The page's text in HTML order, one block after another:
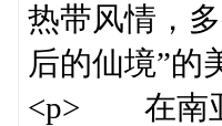
热带风情，
后的仙境”的
<p> 在南亚